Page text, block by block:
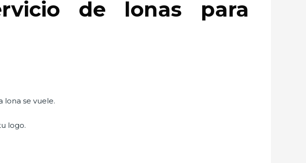
de lonas para
lona se vuele.
logo.